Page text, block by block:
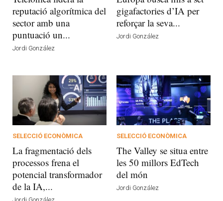
reputació algorítmica del
sector amb una
puntuació un...
Jordi González
gigafactories d’IA per
reforçar la seva...
Jordi González
SELECCIÓ ECONÒMICA
La fragmentació dels
processos frena el
potencial transformador
de la IA,...
SELECCIÓ ECONÒMICA
The Valley se situa entre
les 50 millors EdTech
del món
Jordi González